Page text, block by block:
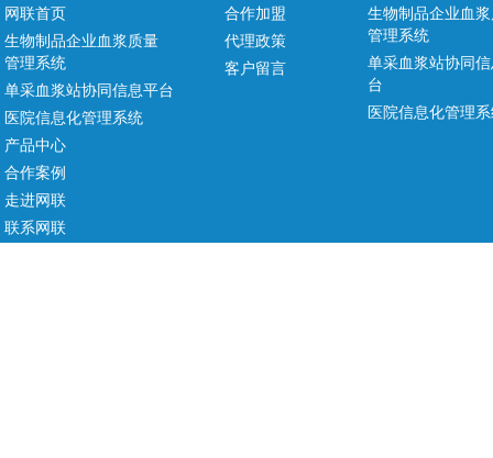
网联首页
生物制品企业血浆质量
管理系统
单采血浆站协同信息平台
医院信息化管理系统
产品中心
合作案例
走进网联
联系网联
合作加盟
代理政策
客户留言
生物制品企业血
管理系统
单采血浆站协同
台
医院信息化管理